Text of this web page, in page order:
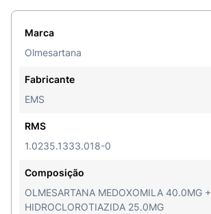
Marca
Olmesartana
Fabricante
EMS
RMS
1.0235.1333.018-0
Composição
OLMESARTANA MEDOXOMILA 40.0MG +
HIDROCLOROTIAZIDA 25.0MG